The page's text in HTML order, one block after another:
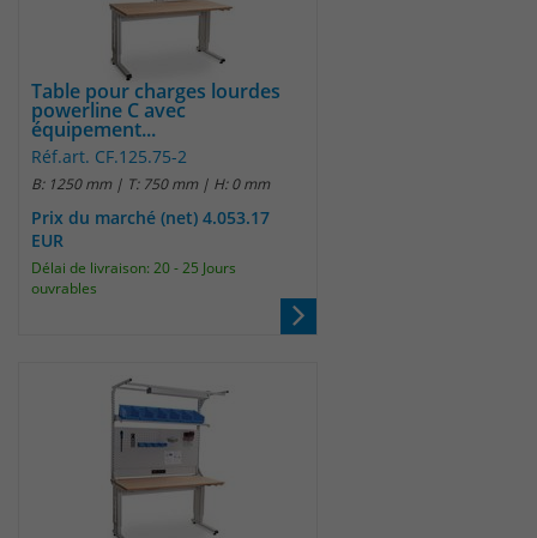
Table pour charges lourdes
powerline C avec
équipement...
Réf.art. CF.125.75-2
B: 1250 mm | T: 750 mm | H: 0 mm
Prix du marché (net) 4.053.17
EUR
Délai de livraison: 20 - 25 Jours
ouvrables